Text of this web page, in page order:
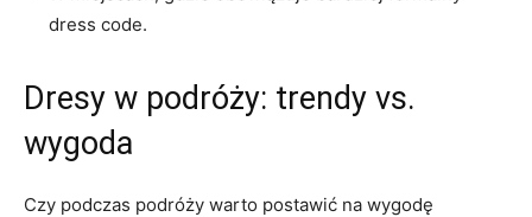
dress⁢ code.
Dresy w ⁣podróży: trendy vs.‌
wygoda
Czy podczas podróży warto ​postawić na wygodę